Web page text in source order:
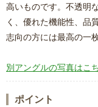
ポイント
高いものです。不透明
く、優れた機能性、品
志向の方には最高の一
別アングルの写真はこ